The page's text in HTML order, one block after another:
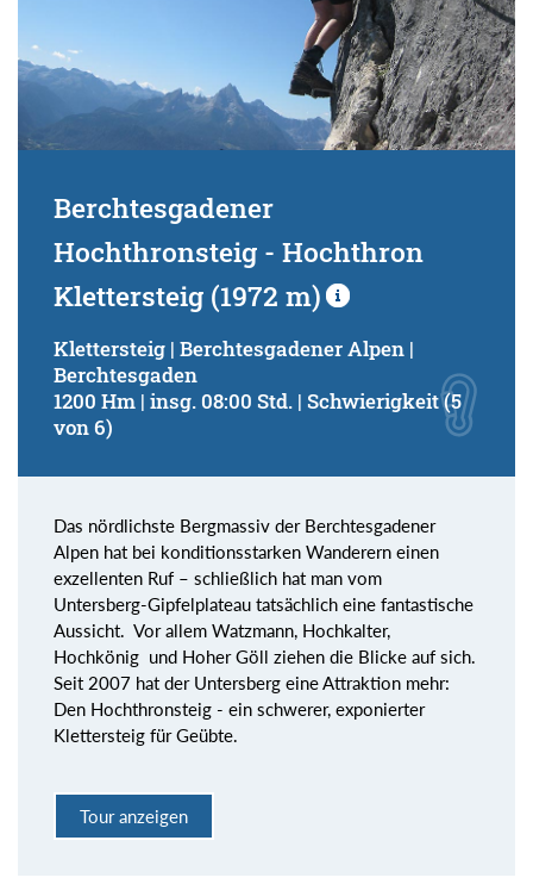
Berchtesgadener
Hochthronsteig - Hochthron
Klettersteig (1972 m)
Klettersteig | Berchtesgadener Alpen |
Berchtesgaden
1200 Hm | insg. 08:00 Std. | Schwierigkeit (5
von 6)
Das nördlichste Bergmassiv der Berchtesgadener
Alpen hat bei konditionsstarken Wanderern einen
exzellenten Ruf – schließlich hat man vom
Untersberg-Gipfelplateau tatsächlich eine fantastische
Aussicht. Vor allem Watzmann, Hochkalter,
Hochkönig und Hoher Göll ziehen die Blicke auf sich.
Seit 2007 hat der Untersberg eine Attraktion mehr:
Den Hochthronsteig - ein schwerer, exponierter
Klettersteig für Geübte.
Tour anzeigen